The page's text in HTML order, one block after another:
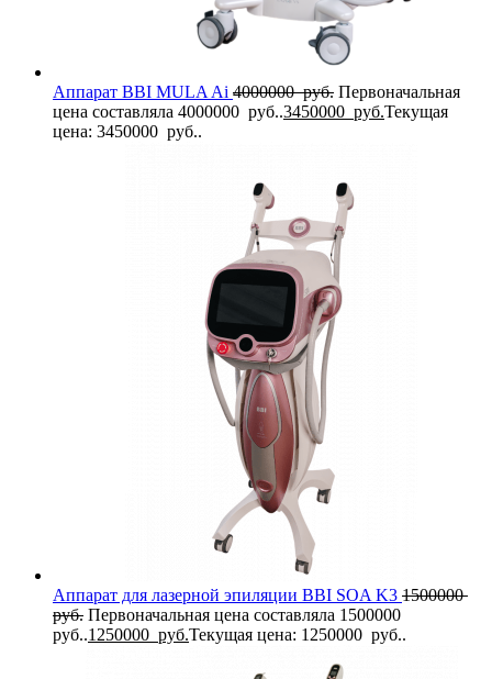
Аппарат BBI MULA Ai 4000000руб. Первоначальная
цена составляла 4000000 руб..3450000 руб.Текущая
цена: 3450000 руб..
Аппарат для лазерной эпиляции BBI SOA K3 1500000
руб. Первоначальная цена составляла 1500000
руб..1250000 руб.Текущая цена: 1250000 руб..